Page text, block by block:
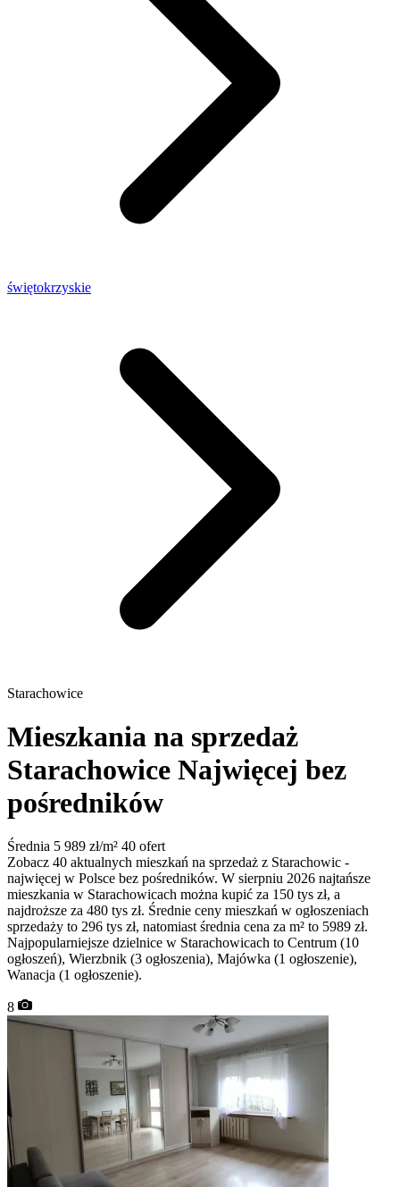
świętokrzyskie
Starachowice
Mieszkania na sprzedaż
Starachowice Najwięcej bez
pośredników
Średnia 5 989 zł/m² 40 ofert
Zobacz 40 aktualnych mieszkań na sprzedaż z Starachowic -
najwięcej w Polsce bez pośredników. W sierpniu 2026 najtańsze
mieszkania w Starachowicach można kupić za 150 tys zł, a
najdroższe za 480 tys zł. Średnie ceny mieszkań w ogłoszeniach
sprzedaży to 296 tys zł, natomiast średnia cena za m² to 5989 zł.
Najpopularniejsze dzielnice w Starachowicach to Centrum (10
ogłoszeń), Wierzbnik (3 ogłoszenia), Majówka (1 ogłoszenie),
Wanacja (1 ogłoszenie).
8